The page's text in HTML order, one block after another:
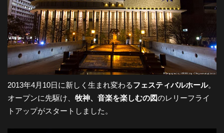
2013年4月10日に新しく生まれ変わるフェスティバルホール。
オープンに先駆け、 牧神、音楽を楽しむの図のレリーフライ
トアップがスタートしました。